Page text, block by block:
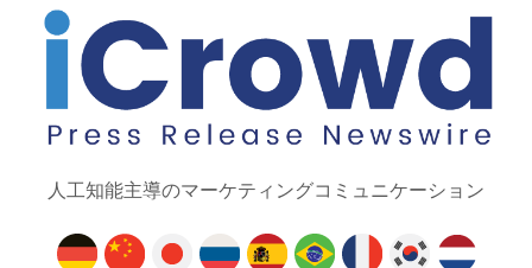
人工知能主導のマーケティングコミュニケーション